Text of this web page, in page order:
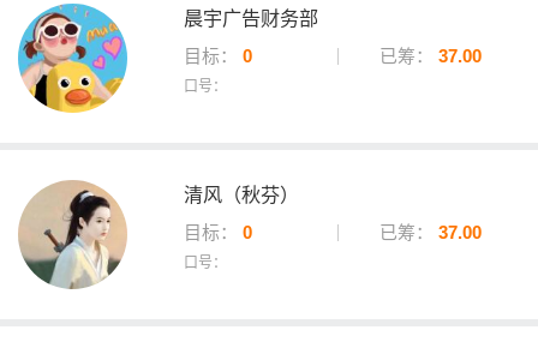
晨宇广告财务部
目标： 0 已筹： 37.00
口号：
清风（秋芬）
目标： 0 已筹： 37.00
口号：